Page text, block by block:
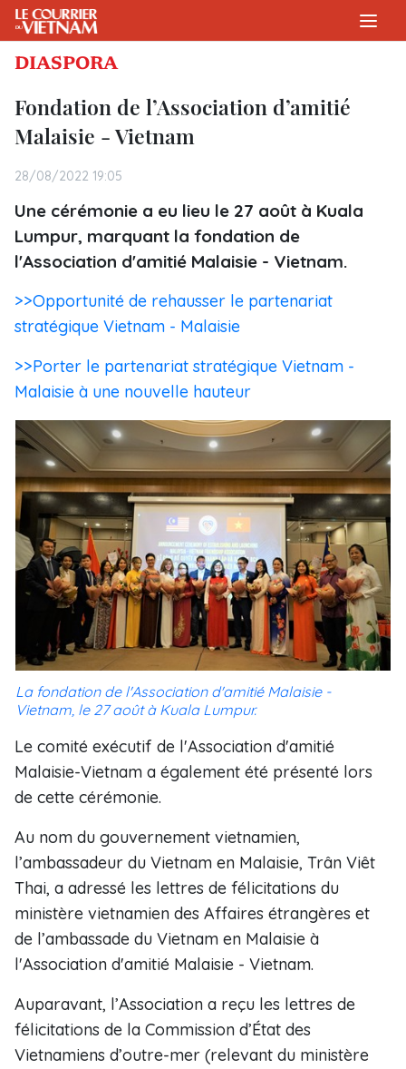
DIASPORA
Fondation de l’Association d’amitié
Malaisie - Vietnam
28/08/2022 19:05
Une cérémonie a eu lieu le 27 août à Kuala
Lumpur, marquant la fondation de
l'Association d'amitié Malaisie - Vietnam.
>>Opportunité de rehausser le partenariat
stratégique Vietnam - Malaisie
>>Porter le partenariat stratégique Vietnam -
Malaisie à une nouvelle hauteur
La fondation de l'Association d'amitié Malaisie -
Vietnam, le 27 août à Kuala Lumpur.
Le comité exécutif de l'Association d'amitié
Malaisie-Vietnam a également été présenté lors
de cette cérémonie.
Au nom du gouvernement vietnamien,
l’ambassadeur du Vietnam en Malaisie, Trân Viêt
Thai, a adressé les lettres de félicitations du
ministère vietnamien des Affaires étrangères et
de l’ambassade du Vietnam en Malaisie à
l'Association d'amitié Malaisie - Vietnam.
Auparavant, l’Association a reçu les lettres de
félicitations de la Commission d’État des
Vietnamiens d’outre-mer (relevant du ministère